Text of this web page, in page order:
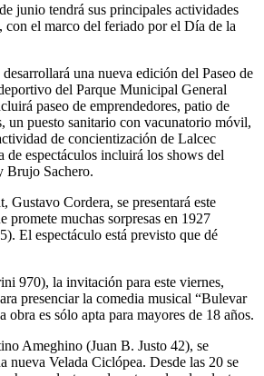
junio tendrá sus principales actividades
con el marco del feriado por el Día de la
una nueva edición del Paseo de
del Parque Municipal General
paseo de emprendedores, patio de
un puesto sanitario con vacunatorio móvil,
de concientización de Lalcec
espectáculos incluirá los shows del
Brujo Sachero.
Gustavo Cordera, se presentará este
promete muchas sorpresas en 1927
El espectáculo está previsto que dé
970), la invitación para este viernes,
presenciar la comedia musical “Bulevar
obra es sólo apta para mayores de 18 años.
Ameghino (Juan B. Justo 42), se
nueva Velada Ciclópea. Desde las 20 se